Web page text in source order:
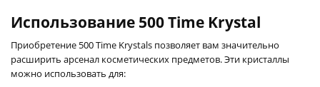
Использование 500 Time Krystal
Приобретение 500 Time Krystals позволяет вам значительно
расширить арсенал косметических предметов. Эти кристаллы
можно использовать для: